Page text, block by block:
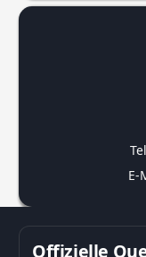
E-
Offizielle